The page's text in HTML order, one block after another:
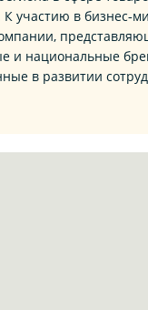
участию в
и национальные
в развитии